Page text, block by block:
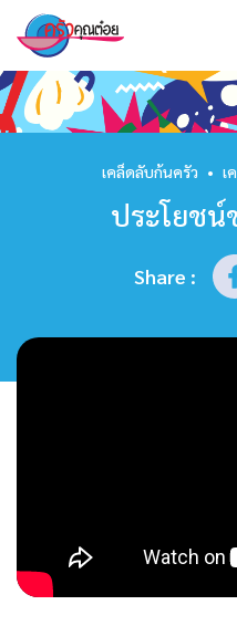
หน้าแรก
สูตรอาหาร
ร้านอาหาร
รายการย้อนหลัง
เคล็ดลับก้นครัว • เ
ประโยชน์
Share :